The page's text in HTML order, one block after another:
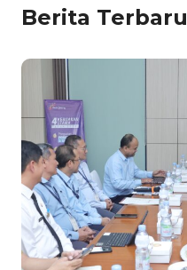
Berita Terbaru